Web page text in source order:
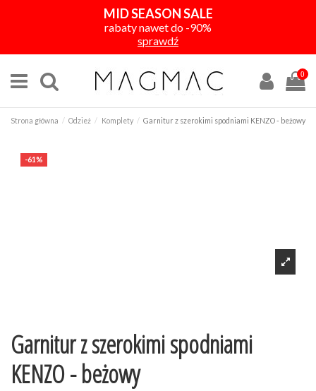
MID SEASON SALE
rabaty nawet do -90%
sprawdź
0
Strona główna Odzież Komplety Garnitur z szerokimi spodniami KENZO - beżowy
-61%
Garnitur z szerokimi spodniami
KENZO - beżowy